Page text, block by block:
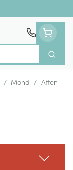
Zoek
/ Mond / Aften